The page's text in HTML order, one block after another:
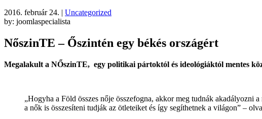
2016. február 24. | Uncategorized
by: joomlaspecialista
NőszinTE – Őszintén egy békés országért
Megalakult a NŐszinTE, egy politikai pártoktól és ideológiáktól mentes
„Hogyha a Föld összes nője összefogna, akkor meg tudnák
a nők is összesíteni tudják az ötleteiket és így segíthetnek a világon” –